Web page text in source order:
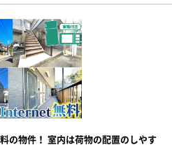
の物件！ 室内は荷物の配置のしやす